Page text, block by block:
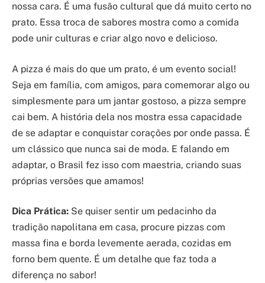
nossa cara. É uma fusão cultural que dá muito certo no
prato. Essa troca de sabores mostra como a comida
pode unir culturas e criar algo novo e delicioso.
A pizza é mais do que um prato, é um evento social!
Seja em família, com amigos, para comemorar algo ou
simplesmente para um jantar gostoso, a pizza sempre
cai bem. A história dela nos mostra essa capacidade
de se adaptar e conquistar corações por onde passa. É
um clássico que nunca sai de moda. E falando em
adaptar, o Brasil fez isso com maestria, criando suas
próprias versões que amamos!
Dica Prática: Se quiser sentir um pedacinho da
tradição napolitana em casa, procure pizzas com
massa fina e borda levemente aerada, cozidas em
forno bem quente. É um detalhe que faz toda a
diferença no sabor!